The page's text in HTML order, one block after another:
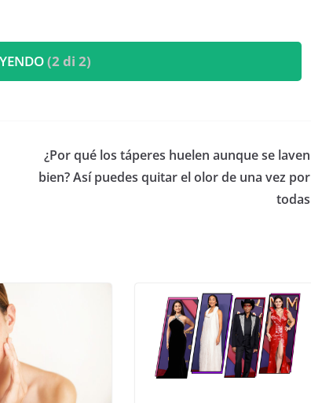
(2 di 2)
¿Por qué los táperes huelen aunque se laven
bien? Así puedes quitar el olor de una vez por
todas